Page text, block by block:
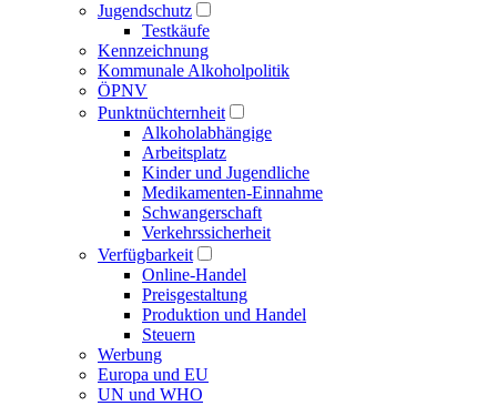
Jugendschutz
Testkäufe
Kennzeichnung
Kommunale Alkoholpolitik
ÖPNV
Punktnüchternheit
Alkoholabhängige
Arbeitsplatz
Kinder und Jugendliche
Medikamenten-Einnahme
Schwangerschaft
Verkehrssicherheit
Verfügbarkeit
Online-Handel
Preisgestaltung
Produktion und Handel
Steuern
Werbung
Europa und EU
UN und WHO